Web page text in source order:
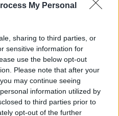
My Personal
sharing to third parties, or
sensitive information for
use the below opt-out
Please note that after your
may continue seeing
information utilized by
to third parties prior to
opt-out of the further
var där förra året och då
invandrarna.
reasons-why-paris-is-the